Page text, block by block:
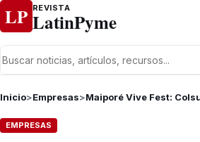
Ir al contenido
LP REVISTA
LatinPyme
Inicio>Empresas>Maiporé Vive Fest:
EMPRESAS